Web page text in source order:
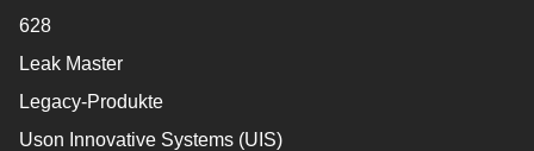
628
Leak Master
Legacy-Produkte
Uson Innovative Systems (UIS)